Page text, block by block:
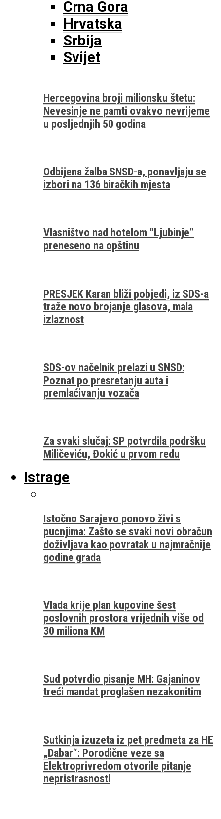
Crna Gora
Hrvatska
Srbija
Svijet
Hercegovina broji milionsku štetu:
Nevesinje ne pamti ovakvo nevrijeme
u posljednjih 50 godina
Odbijena žalba SNSD-a, ponavljaju se
izbori na 136 biračkih mjesta
Vlasništvo nad hotelom “Ljubinje”
preneseno na opštinu
PRESJEK Karan bliži pobjedi, iz SDS-a
traže novo brojanje glasova, mala
izlaznost
SDS-ov načelnik prelazi u SNSD:
Poznat po presretanju auta i
premlaćivanju vozača
Za svaki slučaj: SP potvrdila podršku
Miličeviću, Đokić u prvom redu
Istrage
Istočno Sarajevo ponovo živi s
pucnjima: Zašto se svaki novi obračun
doživljava kao povratak u najmračnije
godine grada
Vlada krije plan kupovine šest
poslovnih prostora vrijednih više od
30 miliona KM
Sud potvrdio pisanje MH: Gajaninov
treći mandat proglašen nezakonitim
Sutkinja izuzeta iz pet predmeta za HE
„Dabar“: Porodične veze sa
Elektroprivredom otvorile pitanje
nepristrasnosti